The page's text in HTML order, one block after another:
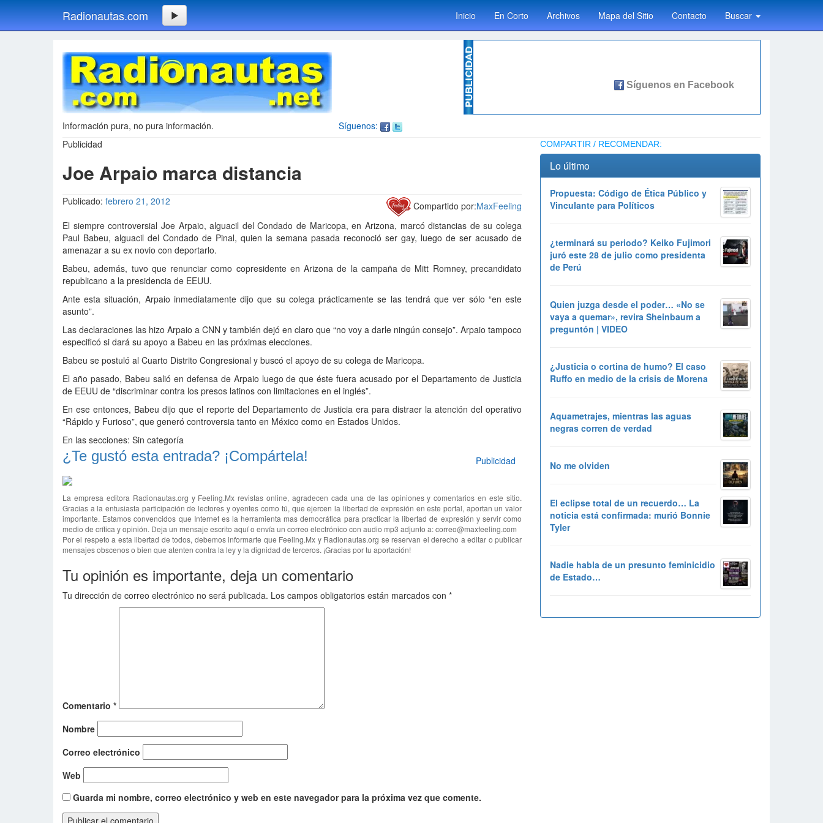
Radionautas.com Inicio En Corto Archivos Mapa del Sitio Contacto Buscar
Síguenos:
Información pura, no pura información.
Publicidad
Joe Arpaio marca distancia
Publicado: febrero 21, 2012 Compartido por:MaxFeeling
El siempre controversial Joe Arpaio, alguacil del Condado de Maricopa, en Arizona, marcó distancias de su colega
Paul Babeu, alguacil del Condado de Pinal, quien la semana pasada reconoció ser gay, luego de ser acusado de
amenazar a su ex novio con deportarlo.
Babeu, además, tuvo que renunciar como copresidente en Arizona de la campaña de Mitt Romney, precandidato
republicano a la presidencia de EEUU.
Ante esta situación, Arpaio inmediatamente dijo que su colega prácticamente se las tendrá que ver sólo “en este
asunto”.
Las declaraciones las hizo Arpaio a CNN y también dejó en claro que “no voy a darle ningún consejo”. Arpaio tampoco
especificó si dará su apoyo a Babeu en las próximas elecciones.
Babeu se postuló al Cuarto Distrito Congresional y buscó el apoyo de su colega de Maricopa.
El año pasado, Babeu salió en defensa de Arpaio luego de que éste fuera acusado por el Departamento de Justicia
de EEUU de “discriminar contra los presos latinos con limitaciones en el inglés”.
En ese entonces, Babeu dijo que el reporte del Departamento de Justicia era para distraer la atención del operativo
“Rápido y Furioso”, que generó controversia tanto en México como en Estados Unidos.
En las secciones: Sin categoría
¿Te gustó esta entrada? ¡Compártela! Publicidad
La empresa editora Radionautas.org y Feeling.Mx revistas online, agradecen cada una de las opiniones y comentarios en este sitio.
Gracias a la entusiasta participación de lectores y oyentes como tú, que ejercen la libertad de expresión en este portal, aportan un valor
importante. Estamos convencidos que Internet es la herramienta mas democrática para practicar la libertad de expresión y servir como
medio de crítica y opinión. Deja un mensaje escrito aquí o envía un correo electrónico con audio mp3 adjunto a: correo@maxfeeling.com
Por el respeto a esta libertad de todos, debemos informarte que Feeling.Mx y Radionautas.org se reservan el derecho a editar o publicar
mensajes obscenos o bien que atenten contra la ley y la dignidad de terceros. ¡Gracias por tu aportación!
Tu opinión es importante, deja un comentario
Tu dirección de correo electrónico no será publicada. Los campos obligatorios están marcados con *
Comentario *
Nombre
Correo electrónico
Web
Guarda mi nombre, correo electrónico y web en este navegador para la próxima vez que comente.
COMPARTIR / RECOMENDAR:
Lo último
Propuesta: Código de Ética Público y
Vinculante para Políticos
¿terminará su periodo? Keiko Fujimori
juró este 28 de julio como presidenta
de Perú
Quien juzga desde el poder… «No se
vaya a quemar», revira Sheinbaum a
preguntón | VIDEO
¿Justicia o cortina de humo? El caso
Ruffo en medio de la crisis de Morena
Aquametrajes, mientras las aguas
negras corren de verdad
No me olviden
El eclipse total de un recuerdo… La
noticia está confirmada: murió Bonnie
Tyler
Nadie habla de un presunto feminicidio
de Estado…